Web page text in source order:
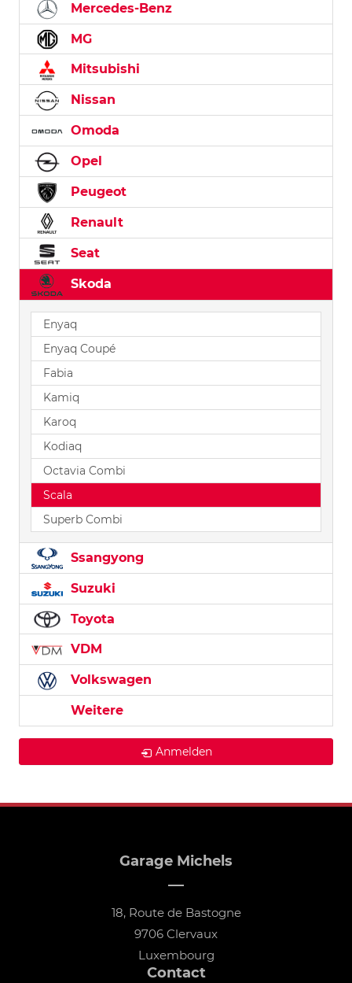
Mercedes-Benz
MG
Mitsubishi
Nissan
Omoda
Opel
Peugeot
Renault
Seat
Skoda
Enyaq
Enyaq Coupé
Fabia
Kamiq
Karoq
Kodiaq
Octavia Combi
Scala
Superb Combi
Ssangyong
Suzuki
Toyota
VDM
Volkswagen
Weitere
Anmelden
Garage Michels
18, Route de Bastogne
9706 Clervaux
Luxembourg
Contact